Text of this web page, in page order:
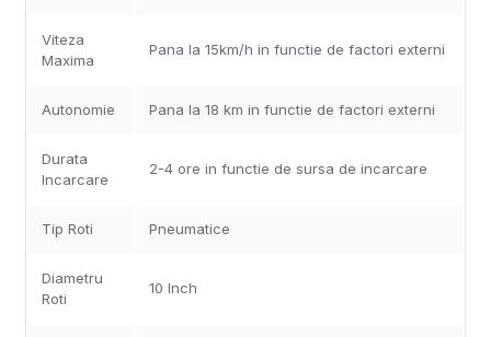
Viteza
Maxima
Pana la 15km/h in functie de factori externi
Autonomie Pana la 18 km in functie de factori externi
Durata
Incarcare
2-4 ore in functie de sursa de incarcare
Tip Roti Pneumatice
Diametru
Roti
10 Inch